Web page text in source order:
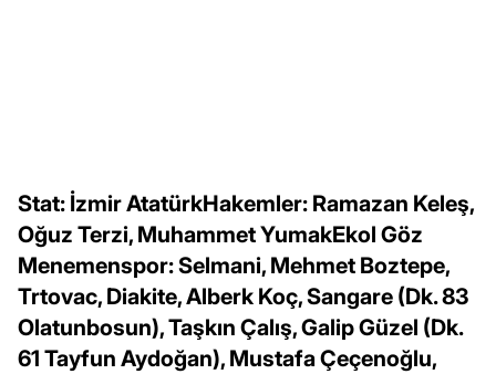
Stat: İzmir AtatürkHakemler: Ramazan Keleş,
Oğuz Terzi, Muhammet YumakEkol Göz
Menemenspor: Selmani, Mehmet Boztepe,
Trtovac, Diakite, Alberk Koç, Sangare (Dk. 83
Olatunbosun), Taşkın Çalış, Galip Güzel (Dk.
61 Tayfun Aydoğan), Mustafa Çeçenoğlu,